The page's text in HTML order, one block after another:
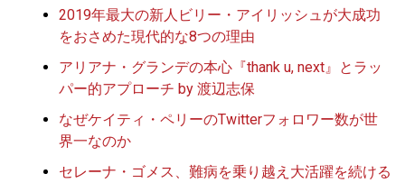
2019年最大の新人ビリー・アイリッシュが大成功
をおさめた現代的な8つの理由
アリアナ・グランデの本心『thank u, next』とラッ
パー的アプローチ by 渡辺志保
なぜケイティ・ペリーのTwitterフォロワー数が世
界一なのか
セレーナ・ゴメス、難病を乗り越え大活躍を続ける